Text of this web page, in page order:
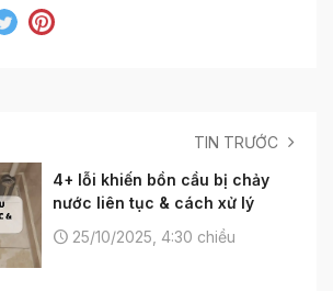
TIN TRƯỚC
4+ lỗi khiến bồn cầu bị chảy
nước liên tục & cách xử lý
25/10/2025, 4:30 chiều